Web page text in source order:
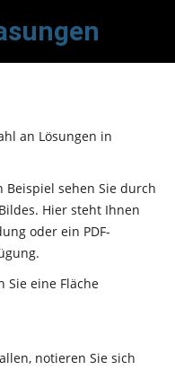
an Lösungen in
sehen Sie durch
Hier steht Ihnen
oder ein PDF-
Sie eine Fläche
notieren Sie sich